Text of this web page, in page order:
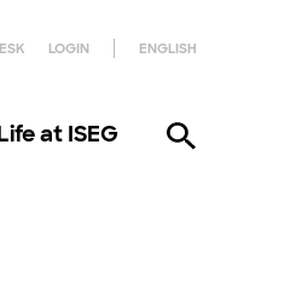
LOGIN ENGLISH
at ISEG